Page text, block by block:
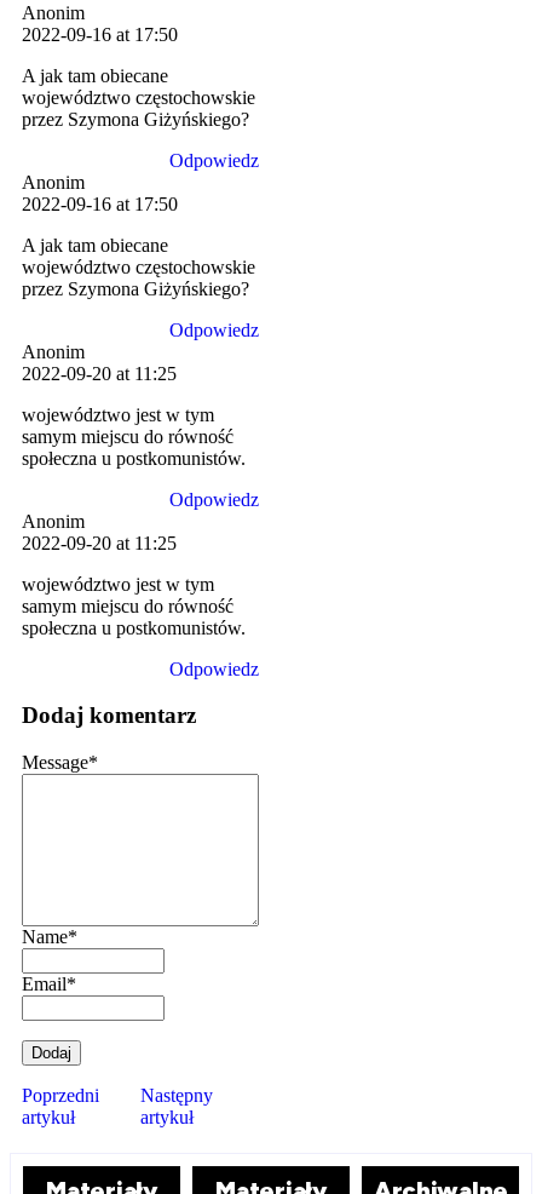
Anonim
2022-09-16 at 17:50
A jak tam obiecane
województwo częstochowskie
przez Szymona Giżyńskiego?
Odpowiedz
Anonim
2022-09-16 at 17:50
A jak tam obiecane
województwo częstochowskie
przez Szymona Giżyńskiego?
Odpowiedz
Anonim
2022-09-20 at 11:25
województwo jest w tym
samym miejscu do równość
społeczna u postkomunistów.
Odpowiedz
Anonim
2022-09-20 at 11:25
województwo jest w tym
samym miejscu do równość
społeczna u postkomunistów.
Odpowiedz
Dodaj komentarz
Message*
Name*
Email*
Poprzedni
artykuł
Następny
artykuł